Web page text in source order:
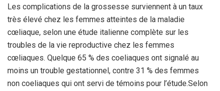
Les complications de la grossesse surviennent à un taux
très élevé chez les femmes atteintes de la maladie
cœliaque, selon une étude italienne complète sur les
troubles de la vie reproductive chez les femmes
cœliaques. Quelque 65 % des coeliaques ont signalé au
moins un trouble gestationnel, contre 31 % des femmes
non coeliaques qui ont servi de témoins pour l’étude.Selon